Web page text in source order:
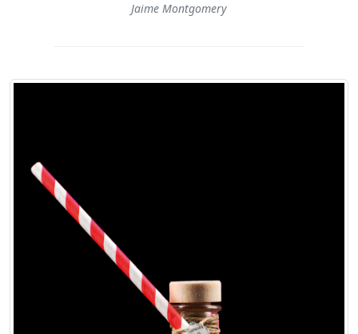
Jaime Montgomery